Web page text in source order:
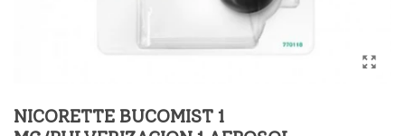
NICORETTE BUCOMIST 1